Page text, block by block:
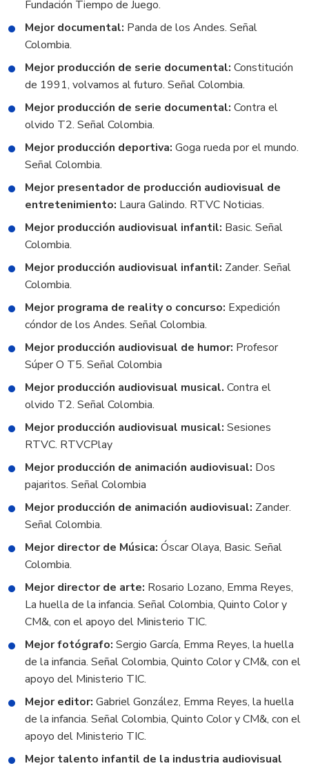
Fundación Tiempo de Juego.
Mejor documental: Panda de los Andes. Señal
Colombia.
Mejor producción de serie documental: Constitución
de 1991, volvamos al futuro. Señal Colombia.
Mejor producción de serie documental: Contra el
olvido T2. Señal Colombia.
Mejor producción deportiva: Goga rueda por el mundo.
Señal Colombia.
Mejor presentador de producción audiovisual de
entretenimiento: Laura Galindo. RTVC Noticias.
Mejor producción audiovisual infantil: Basic. Señal
Colombia.
Mejor producción audiovisual infantil: Zander. Señal
Colombia.
Mejor programa de reality o concurso: Expedición
cóndor de los Andes. Señal Colombia.
Mejor producción audiovisual de humor: Profesor
Súper O T5. Señal Colombia
Mejor producción audiovisual musical. Contra el
olvido T2. Señal Colombia.
Mejor producción audiovisual musical: Sesiones
RTVC. RTVCPlay
Mejor producción de animación audiovisual: Dos
pajaritos. Señal Colombia
Mejor producción de animación audiovisual: Zander.
Señal Colombia.
Mejor director de Música: Óscar Olaya, Basic. Señal
Colombia.
Mejor director de arte: Rosario Lozano, Emma Reyes,
La huella de la infancia. Señal Colombia, Quinto Color y
CM&, con el apoyo del Ministerio TIC.
Mejor fotógrafo: Sergio García, Emma Reyes, la huella
de la infancia. Señal Colombia, Quinto Color y CM&, con el
apoyo del Ministerio TIC.
Mejor editor: Gabriel González, Emma Reyes, la huella
de la infancia. Señal Colombia, Quinto Color y CM&, con el
apoyo del Ministerio TIC.
Mejor talento infantil de la industria audiovisual